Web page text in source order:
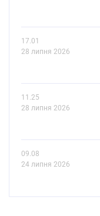
17.01
28 липня 2026
11.25
28 липня 2026
09.08
24 липня 2026